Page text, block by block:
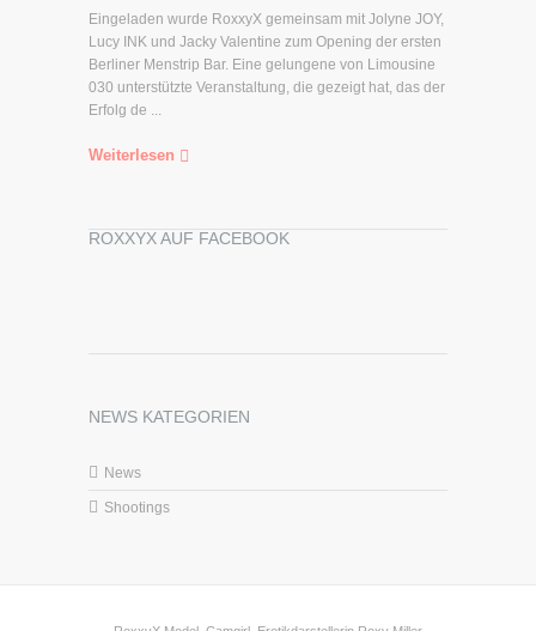
Eingeladen wurde RoxxyX gemeinsam mit Jolyne JOY,
Lucy INK und Jacky Valentine zum Opening der ersten
Berliner Menstrip Bar. Eine gelungene von Limousine
030 unterstützte Veranstaltung, die gezeigt hat, das der
Erfolg de ...
Weiterlesen
ROXXYX AUF FACEBOOK
NEWS KATEGORIEN
News
Shootings